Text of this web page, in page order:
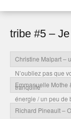
tribe #5 –
Christine Malpart –
N’oubliez pas que
tranquille
Emmanuelle Mothe
énergie / un peu
Richard Pineault –